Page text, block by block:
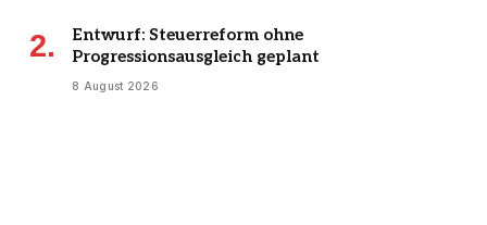
Entwurf: Steuerreform ohne
Progressionsausgleich geplant
8 August 2026